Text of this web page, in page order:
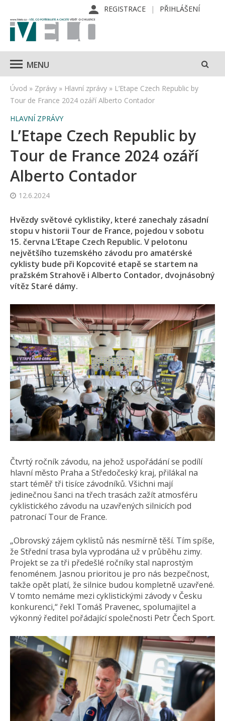
REGISTRACE PŘIHLÁŠENÍ
MENU
Úvod » Zprávy » Hlavní zprávy » L’Etape Czech Republic by
Tour de France 2024 ozáří Alberto Contador
HLAVNÍ ZPRÁVY
L’Etape Czech Republic by
Tour de France 2024 ozáří
Alberto Contador
12.6.2024
Hvězdy světové cyklistiky, které zanechaly zásadní
stopu v historii Tour de France, pojedou v sobotu
15. června L’Etape Czech Republic. V pelotonu
největšího tuzemského závodu pro amatérské
cyklisty bude při Kopcovité etapě se startem na
pražském Strahově i Alberto Contador, dvojnásobný
vítěz Staré dámy.
Čtvrtý ročník závodu, na jehož uspořádání se podílí
hlavní město Praha a Středočeský kraj, přilákal na
start téměř tři tisíce závodníků. Všichni mají
jedinečnou šanci na třech trasách zažít atmosféru
cyklistického závodu na uzavřených silnicích pod
patronací Tour de France.
„Obrovský zájem cyklistů nás nesmírně těší. Tím spíše,
že Střední trasa byla vyprodána už v průběhu zimy.
Projekt se za tři předešlé ročníky stal naprostým
fenoménem. Jasnou prioritou je pro nás bezpečnost,
takže opět platí, že silnice budou kompletně uzavřené.
V tomto nemáme mezi cyklistickými závody v Česku
konkurenci,“ řekl Tomáš Pravenec, spolumajitel a
výkonný ředitel pořádající společnosti Petr Čech Sport.